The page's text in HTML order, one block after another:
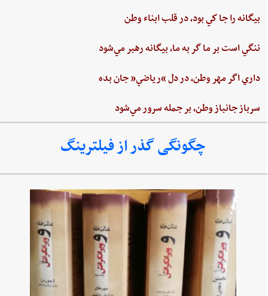
بيگانه‌ را جا كي‌ بود، در قلب‌ ابناء وطن
ننگي ‌است ‌بر ما گر به ‌ما، بيگانه‌ رهبر مي‌شود
داري‌ اگر مهر وطن،‌ در دل‌ “رياضي”‌ جان ‌بده‌
سرباز جانباز وطن،‌ بر جمله سرور مي‌شود
چگونگی گذر از فیلترینگ